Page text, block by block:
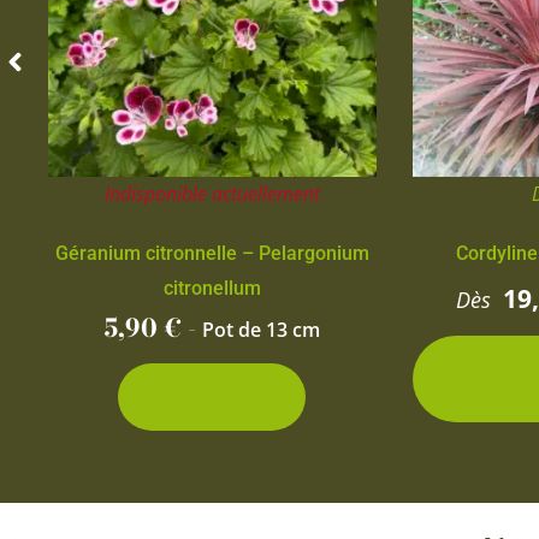
Indisponible actuellement
Géranium citronnelle – Pelargonium
citronellum
5,90€ - Pot de 13 cm
Dès